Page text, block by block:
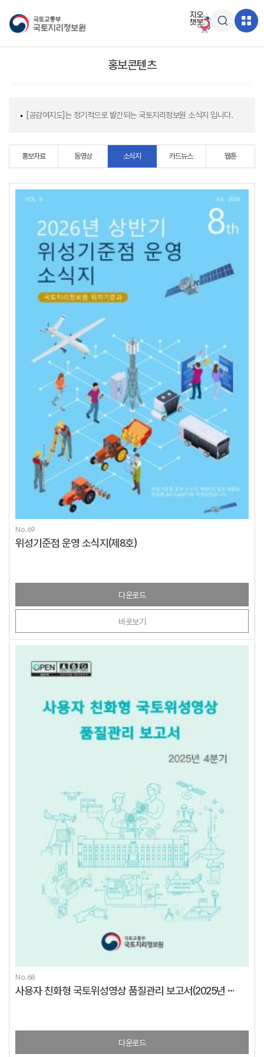
홍보콘텐츠
[공감여지도]는 정기적으로 발간되는 국토지리정보원 소식지 입니다.
홍보자료 동영상 소식지 카드뉴스 웹툰
No.69
위성기준점 운영 소식지(제8호)
다운로드
바로보기
No.68
사용자 친화형 국토위성영상 품질관리 보고서(2025년 4분기)
다운로드